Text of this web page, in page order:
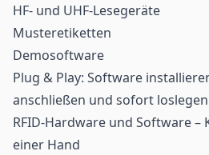
HF- und UHF-Lesegeräte
Musteretiketten
Demosoftware
Plug & Play: Software
anschließen und sofort
RFID-Hardware und Software
einer Hand